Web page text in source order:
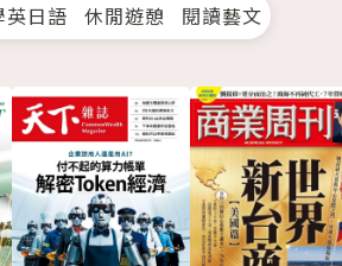
英日語 休閒遊憩 閱讀藝文